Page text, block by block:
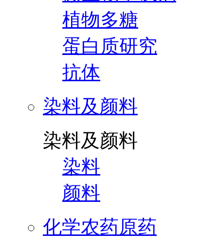
植物多糖
蛋白质研究
抗体
染料及颜料
染料及颜料
染料
颜料
化学农药原药